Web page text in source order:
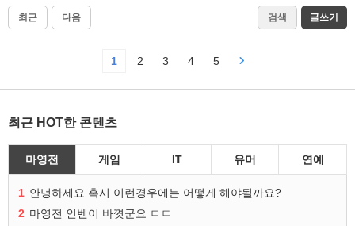
최근 다음 검색 글쓰기
1 2 3 4 5
최근 HOT한 콘텐츠
마영전 게임 IT 유머 연예
1 안녕하세요 혹시 이런경우에는 어떻게 해야될까요?
2 마영전 인벤이 바꼇군요 ㄷㄷ